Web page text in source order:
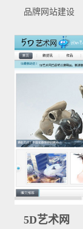
品牌网站建设
5D艺术网